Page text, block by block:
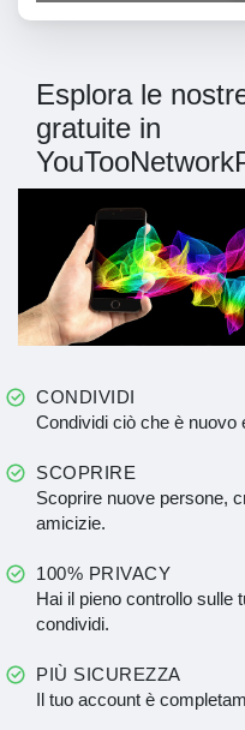
Esplora le
gratuite in
CONDIVIDI
Condividi ciò che è nuovo
SCOPRIRE
Scoprire nuove persone,
amicizie.
100% PRIVACY
Hai il pieno controllo sulle
condividi.
PIÙ SICUREZZA
Il tuo account è